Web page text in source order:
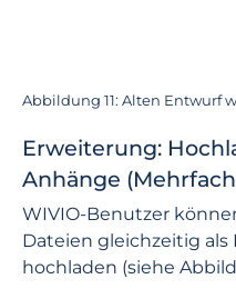
Abbildung 11: Alten Entwurf
Erweiterung:
Anhänge
WIVIO-Benutzer
Dateien gleichzeitig
hochladen (siehe